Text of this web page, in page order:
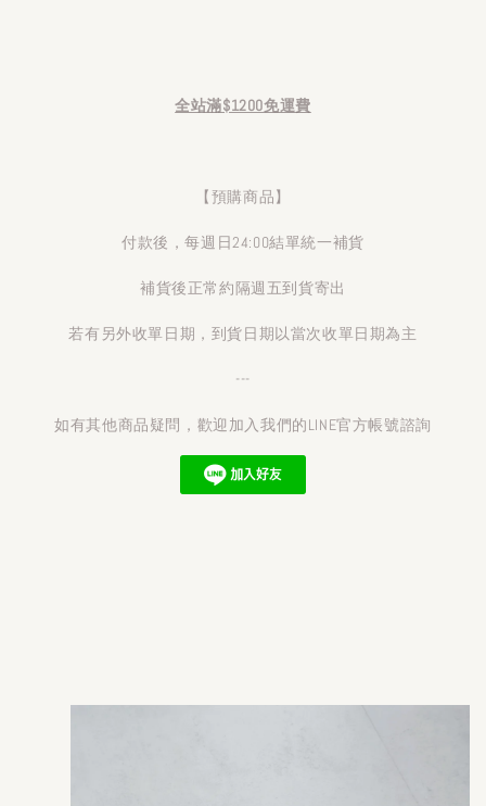
全站滿$1200免運費
【預購商品】
付款後，每週日24:00結單統一補貨
補貨後正常約隔週五到貨寄出
若有另外收單日期，到貨日期以當次收單日期為主
---
如有其他商品疑問，歡迎加入我們的LINE官方帳號諮詢